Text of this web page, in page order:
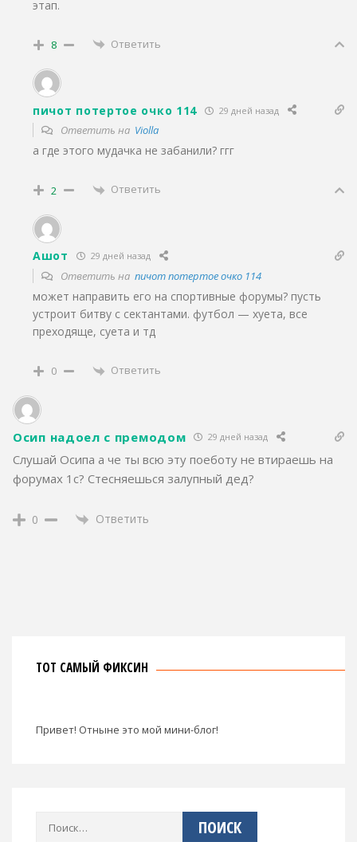
этап.
8 Ответить
пичот потертое очко 114 29 дней назад
Ответить на Violla
а где этого мудачка не забанили? ггг
2 Ответить
Ашот 29 дней назад
Ответить на пичот потертое очко 114
может направить его на спортивные форумы? пусть
устроит битву с сектантами. футбол — хуета, все
преходяще, суета и тд
0 Ответить
Осип надоел с премодом 29 дней назад
Слушай Осипа а че ты всю эту поеботу не втираешь на
форумах 1с? Стесняешься залупный дед?
0 Ответить
ТОТ САМЫЙ ФИКСИН
Привет! Отныне это мой мини-блог!
Найти: